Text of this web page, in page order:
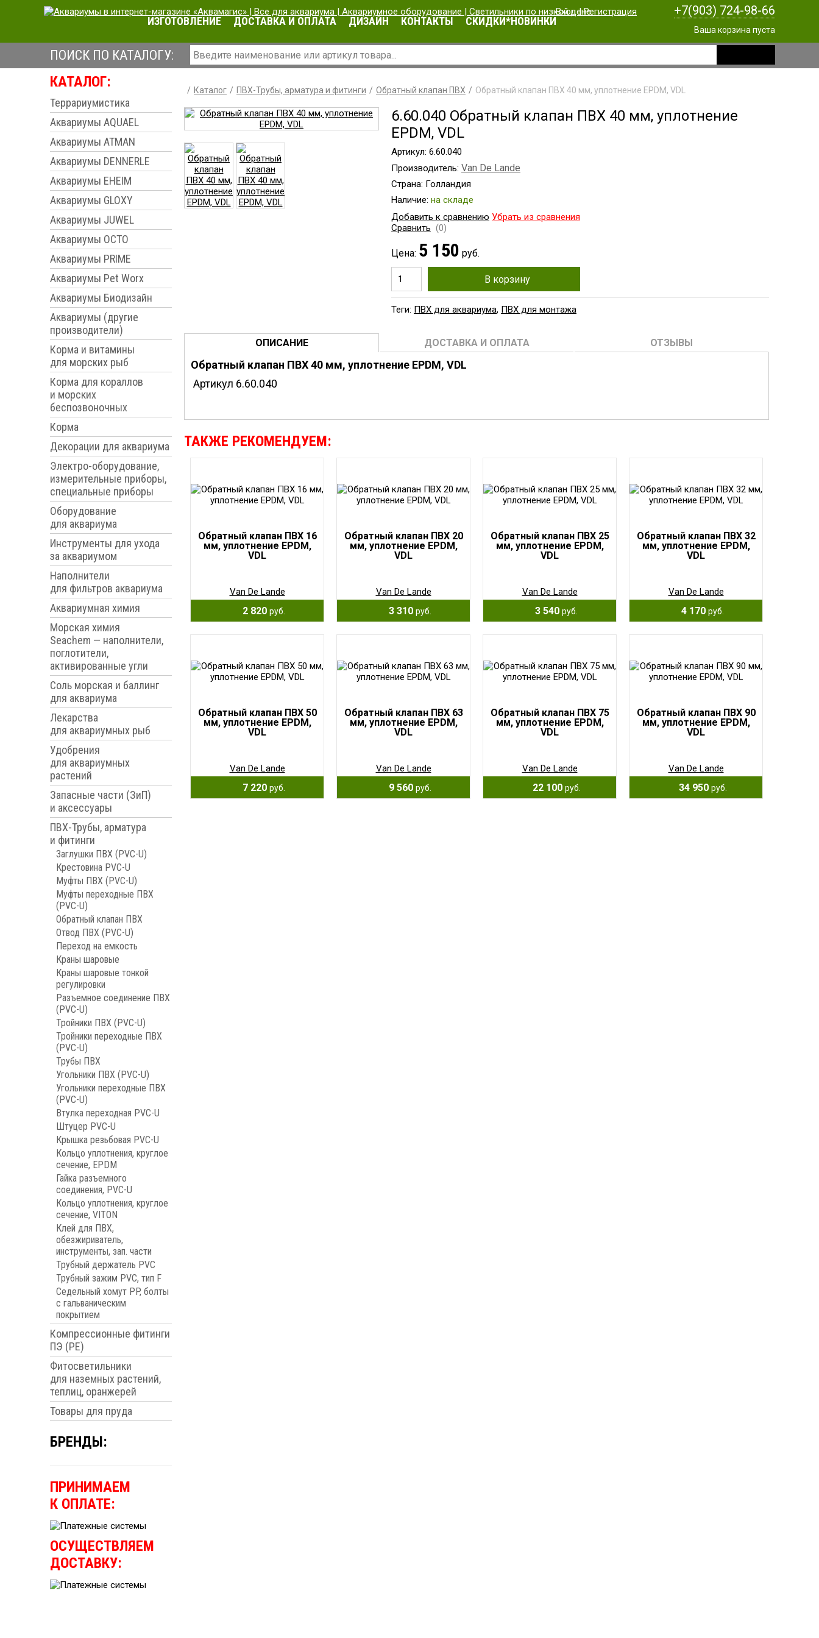
Вход|Регистрация +7(903) 724-98-66
Ваша корзина пуста
ИЗГОТОВЛЕНИЕ ДОСТАВКА И ОПЛАТА ДИЗАЙН КОНТАКТЫ СКИДКИ*НОВИНКИ
ПОИСК ПО КАТАЛОГУ:
КАТАЛОГ:
Террариумистика
Аквариумы AQUAEL
Аквариумы ATMAN
Аквариумы DENNERLE
Аквариумы EHEIM
Аквариумы GLOXY
Аквариумы JUWEL
Аквариумы OCTO
Аквариумы PRIME
Аквариумы Pet Worx
Аквариумы Биодизайн
Аквариумы (другие
производители)
Корма и витамины
для морских рыб
Корма для кораллов
и морских
беспозвоночных
Корма
Декорации для аквариума
Электро-оборудование,
измерительные приборы,
специальные приборы
Оборудование
для аквариума
Инструменты для ухода
за аквариумом
Наполнители
для фильтров аквариума
Аквариумная химия
Морская химия
Seachem — наполнители,
поглотители,
активированные угли
Соль морская и баллинг
для аквариума
Лекарства
для аквариумных рыб
Удобрения
для аквариумных
растений
Запасные части (ЗиП)
и аксессуары
ПВХ-Трубы, арматура
и фитинги
Заглушки ПВХ (PVC-U)
Крестовина PVC-U
Муфты ПВХ (PVC-U)
Муфты переходные ПВХ
(PVC-U)
Обратный клапан ПВХ
Отвод ПВХ (PVC-U)
Переход на емкость
Краны шаровые
Краны шаровые тонкой
регулировки
Разъемное соединение ПВХ
(PVC-U)
Тройники ПВХ (PVC-U)
Тройники переходные ПВХ
(PVC-U)
Трубы ПВХ
Угольники ПВХ (PVC-U)
Угольники переходные ПВХ
(PVC-U)
Втулка переходная PVC-U
Штуцер PVC-U
Крышка резьбовая PVC-U
Кольцо уплотнения, круглое
сечение, EPDM
Гайка разъемного
соединения, PVC-U
Кольцо уплотнения, круглое
сечение, VITON
Клей для ПВХ,
обезжириватель,
инструменты, зап. части
Трубный держатель PVC
Трубный зажим PVC, тип F
Седельный хомут PP, болты
с гальваническим
покрытием
Компрессионные фитинги
ПЭ (PE)
Фитосветильники
для наземных растений,
теплиц, оранжерей
Товары для пруда
БРЕНДЫ:
ПРИНИМАЕМ
К ОПЛАТЕ:
ОСУЩЕСТВЛЯЕМ
ДОСТАВКУ:
Каталог ПВХ-Трубы, арматура и фитинги Обратный клапан ПВХ Обратный клапан ПВХ 40 мм, уплотнение EPDM, VDL
6.60.040 Обратный клапан ПВХ 40 мм, уплотнение
EPDM, VDL
Артикул: 6.60.040
Производитель: Van De Lande
Страна: Голландия
Наличие: на складе
Добавить к сравнению Убрать из сравнения
Сравнить (0)
Цена: 5 150 руб.
В корзину
Теги: ПВХ для аквариума, ПВХ для монтажа
ОПИСАНИЕ ДОСТАВКА И ОПЛАТА ОТЗЫВЫ
Обратный клапан ПВХ 40 мм, уплотнение EPDM, VDL
Артикул 6.60.040
ТАКЖЕ РЕКОМЕНДУЕМ:
Обратный клапан ПВХ 16
мм, уплотнение EPDM,
VDL
Van De Lande
2 820 руб.
Обратный клапан ПВХ 20
мм, уплотнение EPDM,
VDL
Van De Lande
3 310 руб.
Обратный клапан ПВХ 25
мм, уплотнение EPDM,
VDL
Van De Lande
3 540 руб.
Обратный клапан ПВХ 32
мм, уплотнение EPDM,
VDL
Van De Lande
4 170 руб.
Обратный клапан ПВХ 50
мм, уплотнение EPDM,
VDL
Van De Lande
7 220 руб.
Обратный клапан ПВХ 63
мм, уплотнение EPDM,
VDL
Van De Lande
9 560 руб.
Обратный клапан ПВХ 75
мм, уплотнение EPDM,
VDL
Van De Lande
22 100 руб.
Обратный клапан ПВХ 90
мм, уплотнение EPDM,
VDL
Van De Lande
34 950 руб.